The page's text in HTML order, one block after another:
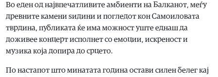
Во еден од највпечатливите амбиенти на Балканот, меѓу
древните камени ѕидини и погледот кон Самоиловата
тврдина, публиката ќе има можност уште еднаш да
доживее концерт исполнет со емоции, искреност и
музика која допира до срцето.
По настапот што минатата година остави силен белег кај